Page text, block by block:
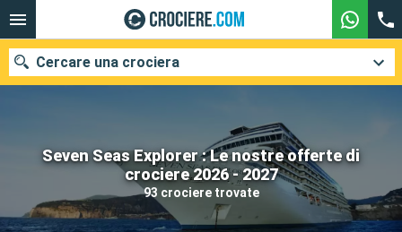
Seven Seas Explorer : Le nostre offerte di
crociere 2026 - 2027
93 crociere trovate
Cercare una crociera
Le nostre destinazioni
Mesi di partenza